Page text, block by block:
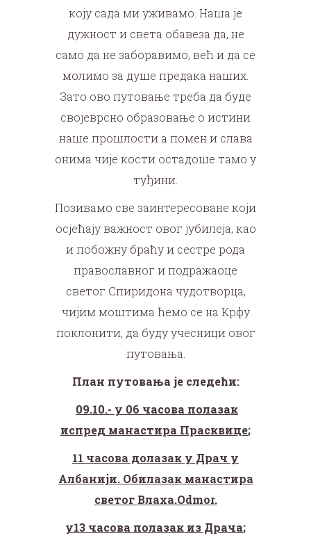
коју сада ми уживамо. Наша је
дужност и света обавеза да, не
само да не заборавимо, већ и да се
молимо за душе предака наших.
Зато ово путовање треба да буде
својеврсно образовање о истини
наше прошлости а помен и слава
онима чије кости остадоше тамо у
туђини.
Позивамо све заинтересоване који
осјећају важност овог јубилеја, као
и побожну браћу и сестре рода
православног и подражаоце
светог Спиридона чудотворца,
чијим моштима ћемо се на Крфу
поклонити, да буду учесници овог
путовања.
План путовања је следећи:
09.10.- у 06 часова полазак
испред манастира Прасквице;
11 часова долазак у Драч у
Албанији. Обилазак манастира
светог Влаха.Odmor.
у13 часова полазак из Драча;